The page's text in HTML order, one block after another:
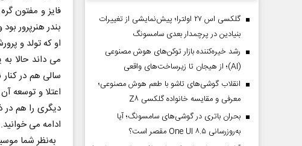
فایز و مفتون
بندر هنرپرور
او که تولد و
می داند حالا
سالی هم در
اعتلا و توسعه
دیگری را هم در
ادامه می خوانید.
به‌نظر شما
گلکسی اس ۲۷ اولترا؛ پیش‌نمایشی از تغییرات
بنیادین در پرچمدار بعدی سامسونگ
رشد خیره‌کننده بازار توکن‌های هوش مصنوعی
(AI)؛ از هیجان تا زیرساخت‌های واقعی
انقلاب گوشی‌های تاشو‌ با طعم هوش مصنوعی؛
معرفی و مقایسه خانواده گلکسی Z۸
بحران باتری در گوشی‌های سامسونگ؛ آیا
به‌روزرسانی One UI ۸.۵ مقصر است؟